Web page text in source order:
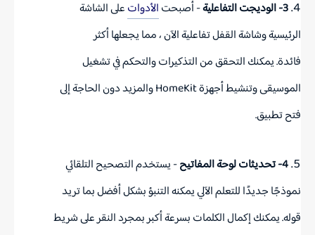
3- الوديجت التفاعلية - أصبحتالأدواتعلىالشاشة
الرئيسيةوشاشة القفل تفاعلية الآن ، مما يجعلها أكثر
فائدة.يمكنك التحقق من التذكيرات والتحكم في تشغيل
الموسيقى وتنشيط أجهزةHomeKitوالمزيد دون الحاجة إلى
فتح تطبيق.
4- تحديثات لوحة المفاتيح
- يستخدم التصحيح التلقائي
نموذجًا جديدًا للتعلم الآلي يمكنه التنبؤ بشكل أفضل بما تريد
قوله.يمكنك إكمال الكلمات بسرعة أكبر بمجرد النقر على شريط